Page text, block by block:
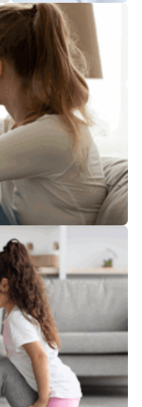
فحوصات
مسّحية
الصحة النفسية